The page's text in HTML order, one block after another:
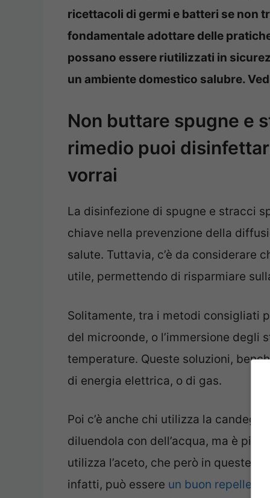
ricettacoli di germi e batteri se non
fondamentale adottare delle
possano essere riutilizzati in
un ambiente domestico salubre.
Non buttare spugne e
rimedio puoi
vorrai
La disinfezione di spugne e stracci
chiave nella prevenzione della
salute. Tuttavia, c’è da considerare
utile, permettendo di risparmiare
Solitamente, tra i metodi consigliati
del microonde, o l’immersione degli
temperature. Queste soluzioni,
di energia elettrica, o di gas.
Poi c’è anche chi utilizza la
diluendola con dell’acqua, ma è
utilizza l’aceto, che però in queste
infatti, può essere un buon